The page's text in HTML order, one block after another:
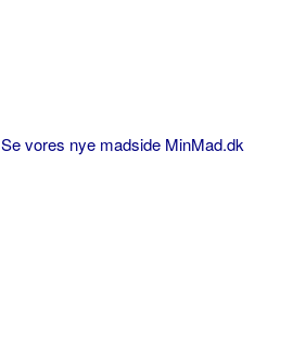
Se vores nye madside MinMad.dk